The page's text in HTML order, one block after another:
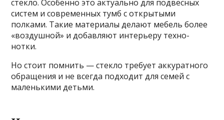
стекло. Особенно это актуально для подвесных
систем и современных тумб с открытыми
полками. Такие материалы делают мебель более
«воздушной» и добавляют интерьеру техно-
нотки.
Но стоит помнить — стекло требует аккуратного
обращения и не всегда подходит для семей с
маленькими детьми.